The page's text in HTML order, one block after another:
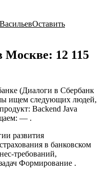
Оставить
Москве: 12 115
(Диалоги в Сбербанк
ищем следующих людей,
Backend Java
— .
развития
в банковском
требований,
Формирование .